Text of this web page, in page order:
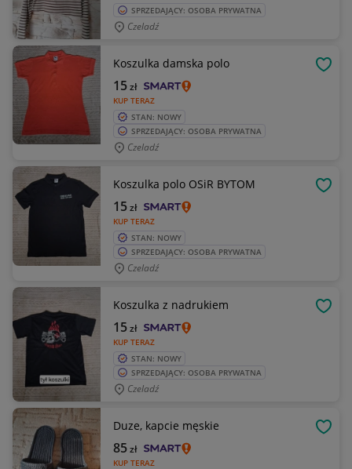
SPRZEDAJĄCY: OSOBA PRYWATNA
Czeladź
Koszulka damska polo
KUP TERAZ
15zł
STAN: NOWY
SPRZEDAJĄCY: OSOBA PRYWATNA
Czeladź
Koszulka polo OSiR BYTOM
KUP TERAZ
15zł
STAN: NOWY
SPRZEDAJĄCY: OSOBA PRYWATNA
Czeladź
Koszulka z nadrukiem
KUP TERAZ
15zł
STAN: NOWY
SPRZEDAJĄCY: OSOBA PRYWATNA
Czeladź
Duze, kapcie męskie
KUP TERAZ
85zł